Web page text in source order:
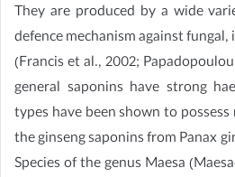
They are produced by a wide
defence mechanism against
(Francis et al., 2002;
general saponins have strong
types have been shown to
the ginseng saponins from Panax
Species of the genus Maesa